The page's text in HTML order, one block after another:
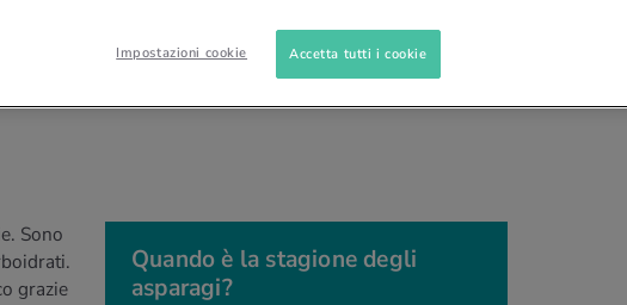
e leggeri, ma anche salutari. Sono composti
poveri di calorie e ricchi di preziosi nutrienti
Quando è la stagione degli
asparagi?
Sono
grazie
Impostazioni cookie Accetta tutti i cookie